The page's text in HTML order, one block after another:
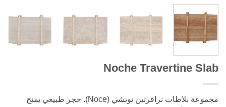
Noche Travertine Slab
مجموعة بلاطات ترافرتين نوتشي (Noce). حجر طبيعي يمنح